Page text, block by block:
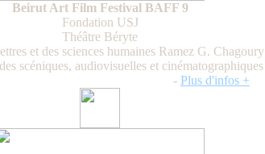
Beirut Art Film Festival BAFF 9
Fondation USJ
Théâtre Béryte
et des sciences humaines Ramez G. Chagoury
scéniques, audiovisuelles et cinématographiques
- Plus d'infos +